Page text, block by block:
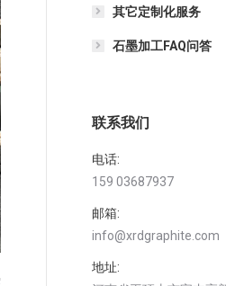
其它定制化服务
石墨加工FAQ问答
联系我们
电话:
159 03687937
邮箱:
info@xrdgraphite.com
地址: